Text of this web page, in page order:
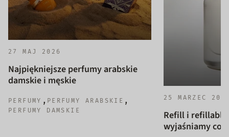
27 MAJ 2026
Najpiękniejsze perfumy arabskie
damskie i męskie
PERFUMY , PERFUMY ARABSKIE ,
PERFUMY DAMSKIE
25 MARZEC
Refill i refillable
wyjaśniamy co